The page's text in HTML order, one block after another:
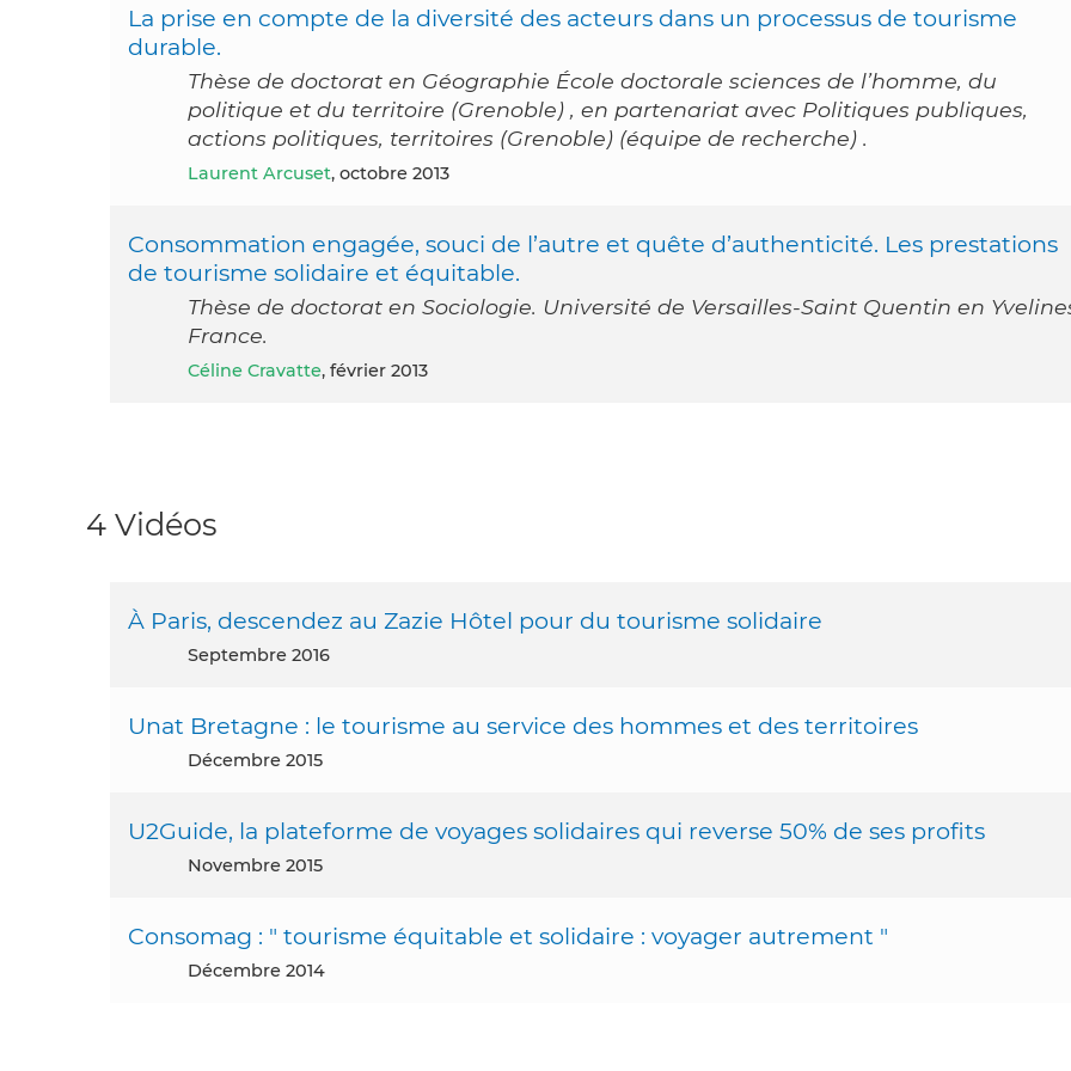
La prise en compte de la diversité des acteurs dans un processus de tourisme
durable.
Thèse de doctorat en Géographie École doctorale sciences de l’homme, du
politique et du territoire (Grenoble) , en partenariat avec Politiques publiques,
actions politiques, territoires (Grenoble) (équipe de recherche) .
Laurent Arcuset, octobre 2013
Consommation engagée, souci de l’autre et quête d’authenticité. Les prestations
de tourisme solidaire et équitable.
Thèse de doctorat en Sociologie. Université de Versailles-Saint Quentin en
France.
Céline Cravatte, février 2013
4 Vidéos
À Paris, descendez au Zazie Hôtel pour du tourisme solidaire
septembre 2016
Unat Bretagne : le tourisme au service des hommes et des territoires
décembre 2015
U2Guide, la plateforme de voyages solidaires qui reverse 50% de ses profits
novembre 2015
Consomag : " tourisme équitable et solidaire : voyager autrement "
décembre 2014